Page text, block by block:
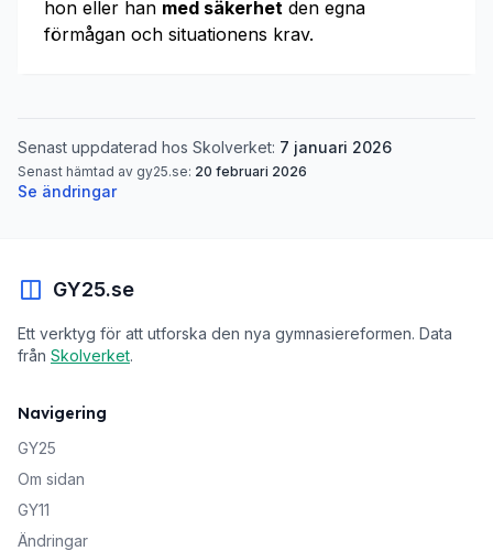
hon eller han med säkerhet den egna
förmågan och situationens krav.
Senast uppdaterad hos Skolverket: 7 januari 2026
Senast hämtad av gy25.se: 20 februari 2026
Se ändringar
GY25.se
Ett verktyg för att utforska den nya gymnasiereformen. Data
från Skolverket.
Navigering
GY25
Om sidan
GY11
Ändringar